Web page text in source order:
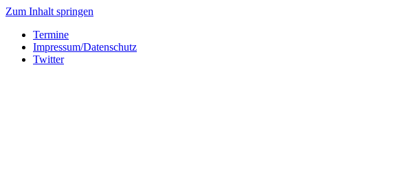
Zum Inhalt springen
Termine
Impressum/Datenschutz
Twitter